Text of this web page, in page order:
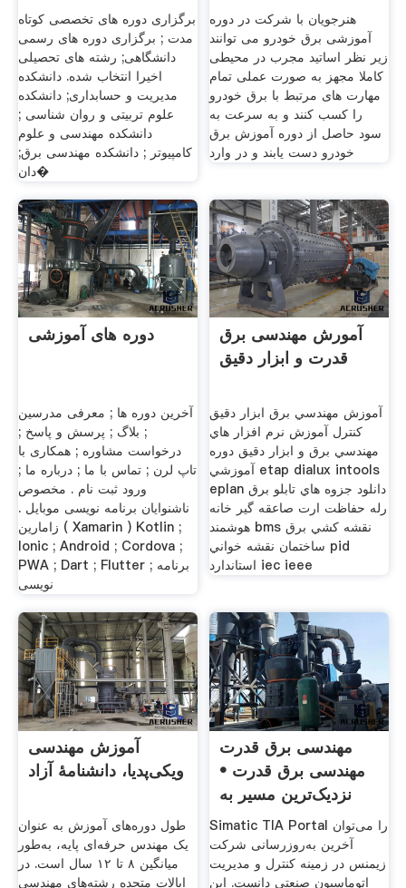
برگزاری دوره های تخصصی کوتاه
مدت ; برگزاری دوره های رسمی
دانشگاهی; رشته های تحصیلی
اخیرا انتخاب شده. دانشکده
مدیریت و حسابداری; دانشکده
علوم تربیتی و روان شناسی ;
دانشکده مهندسی و علوم
کامپیوتر ; دانشکده مهندسی برق;
دان�
هنرجویان با شرکت در دوره
آموزشی برق خودرو می توانند
زیر نظر اساتید مجرب در محیطی
کاملا مجهز به صورت عملی تمام
مهارت های مرتبط با برق خودرو
را کسب کنند و به سرعت به
سود حاصل از دوره آموزش برق
خودرو دست یابند و در وارد
دوره های آموزشی
آخرین دوره ها ; معرفی مدرسین
; بلاگ ; پرسش و پاسخ ;
درخواست مشاوره ; همکاری با
تاپ لرن ; تماس با ما ; درباره ما ;
ورود ثبت نام . مخصوص
ناشنوایان برنامه نویسی موبایل .
زامارین ( Xamarin ) Kotlin ;
Ionic ; Android ; Cordova ;
PWA ; Dart ; Flutter ; برنامه
نویسی
آمورش مهندسی برق
قدرت و ابزار دقیق
آموزش مهندسي برق ابزار دقيق
کنترل آموزش نرم افزار هاي
مهندسي برق و ابزار دقيق دوره
آموزشي etap dialux intools
eplan دانلود جزوه هاي تابلو برق
رله حفاظت ارت صاعقه گير خانه
هوشمند bms نقشه کشي برق
ساختمان نقشه خواني pid
استاندارد iec ieee
آموزش مهندسی
ویکی‌پدیا، دانشنامهٔ آزاد
طول دوره‌های آموزش به عنوان
یک مهندس حرفه‌ای پایه، به‌طور
میانگین ۸ تا ۱۲ سال است. در
ایالات متحده رشته‌های مهندسی
مهندسی برق قدرت
مهندسی برق قدرت •
نزدیک‌ترین مسیر به
تخصص
Simatic TIA Portal را می‌توان
آخرین به‌روزرسانی شرکت
زیمنس در زمینه کنترل و مدیریت
اتوماسیون صنعتی دانست. این